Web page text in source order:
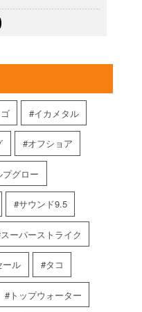
イカメタル
オフショア
プグロー
サウンド9.5
スーパーストライク
ール タコ
トップウォーター